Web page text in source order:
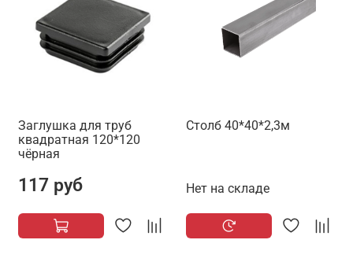
Заглушка для труб
квадратная 120*120
чёрная
117 руб
Столб 40*40*2,3м
Нет на складе